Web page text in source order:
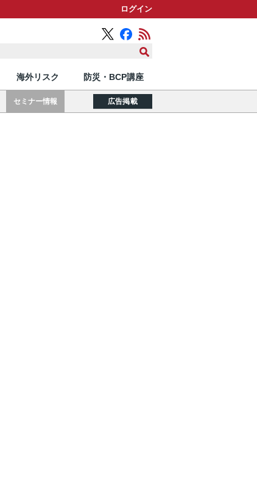
ログイン
海外リスク 防災・BCP講座
セミナー情報 広告掲載